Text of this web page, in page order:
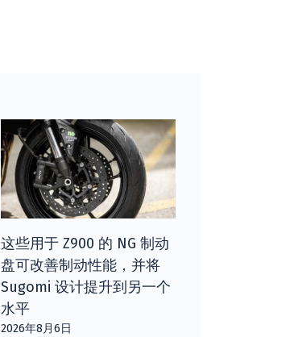
这些用于 Z900 的 NG 制动
盘可改善制动性能，并将
Sugomi 设计提升到另一个
水平
2026年8月6日